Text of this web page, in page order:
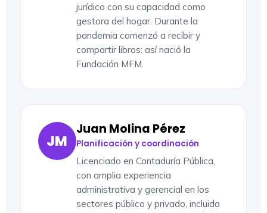
jurídico con su capacidad como
gestora del hogar. Durante la
pandemia comenzó a recibir y
compartir libros: así nació la
Fundación MFM.
JM
Juan Molina Pérez
Planificación y coordinación
Licenciado en Contaduría Pública,
con amplia experiencia
administrativa y gerencial en los
sectores público y privado, incluida